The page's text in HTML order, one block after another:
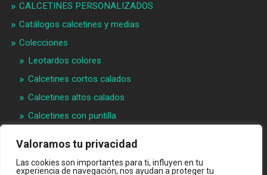
Valoramos tu privacidad
Las cookies son importantes para ti, influyen en tu
experiencia de navegación, nos ayudan a proteger tu
CALCETINES PERSONALIZADOS
Catálogos calcetines y medias
Colecciones
Leotardos colores
Calcetines cortos calados
Calcetines altos calados
Calcetines con puntilla
Materias primeras
Videos